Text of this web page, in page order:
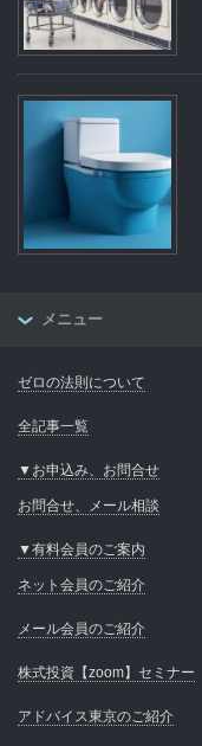
メニュー
ゼロの法則について
全記事一覧
▼お申込み、お問合せ
お問合せ、メール相談
▼有料会員のご案内
ネット会員のご紹介
メール会員のご紹介
株式投資【zoom】セミナー
アドバイス東京のご紹介